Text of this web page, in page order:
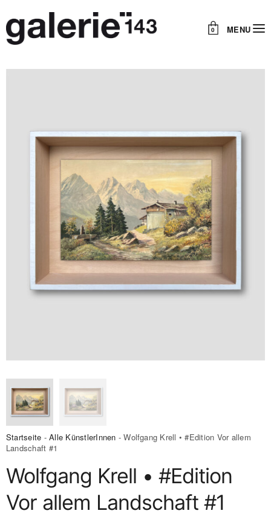
0 MENU
Startseite -Alle KünstlerInnen - Wolfgang Krell • #Edition Vor allem
Landschaft #1
Wolfgang Krell • #Edition
Vor allem Landschaft #1